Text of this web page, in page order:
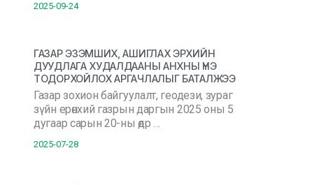
2025-09-24
ГАЗАР ЭЗЭМШИХ, АШИГЛАХ ЭРХИЙН
ДУУДЛАГА ХУДАЛДААНЫ АНХНЫ ҮНЭ
ТОДОРХОЙЛОХ АРГАЧЛАЛЫГ БАТАЛЖЭЭ
Газар зохион байгуулалт, геодези, зураг
зүйн ерөнхий газрын даргын 2025 оны 5
дугаар сарын 20-ны өдр …
2025-07-28